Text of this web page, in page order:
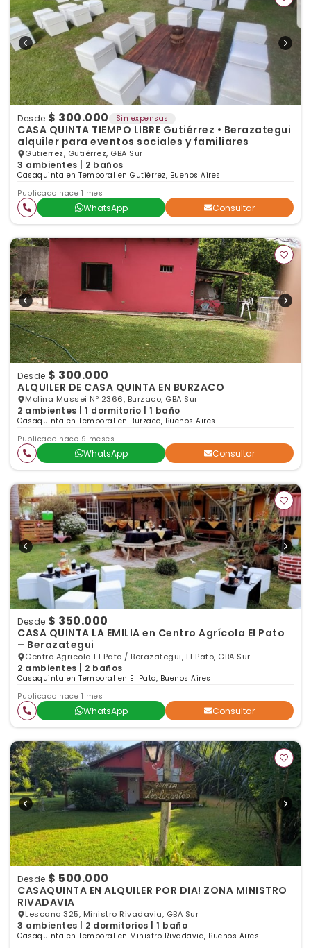
Desde $ 300.000 Sin expensas
CASA QUINTA TIEMPO LIBRE Gutiérrez • Berazategui
alquiler para eventos sociales y familiares
Gutierrez, Gutiérrez, GBA Sur
3 ambientes | 2 baños
Casaquinta en Temporal en Gutiérrez, Buenos Aires
Publicado hace 1 mes
WhatsApp Consultar
Desde $ 300.000
ALQUILER DE CASA QUINTA EN BURZACO
Molina Massei Nº 2366, Burzaco, GBA Sur
2 ambientes | 1 dormitorio | 1 baño
Casaquinta en Temporal en Burzaco, Buenos Aires
Publicado hace 9 meses
WhatsApp Consultar
Desde $ 350.000
CASA QUINTA LA EMILIA en Centro Agrícola El Pato
– Berazategui
Centro Agricola El Pato / Berazategui, El Pato, GBA Sur
2 ambientes | 2 baños
Casaquinta en Temporal en El Pato, Buenos Aires
Publicado hace 1 mes
WhatsApp Consultar
Desde $ 500.000
CASAQUINTA EN ALQUILER POR DIA! ZONA MINISTRO
RIVADAVIA
Lescano 325, Ministro Rivadavia, GBA Sur
3 ambientes | 2 dormitorios | 1 baño
Casaquinta en Temporal en Ministro Rivadavia, Buenos Aires